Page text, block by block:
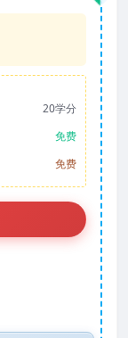
20学分
免费
免费